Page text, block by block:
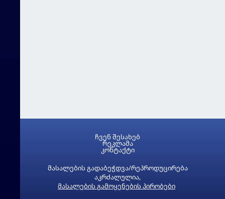
მასალების გადაბეჭდვა/რეპროდუცირება
აკრძალულია,
მასალების გამოყენების პირობები
ჩვენ შესახებ
რეკლამა
კონტაქტი